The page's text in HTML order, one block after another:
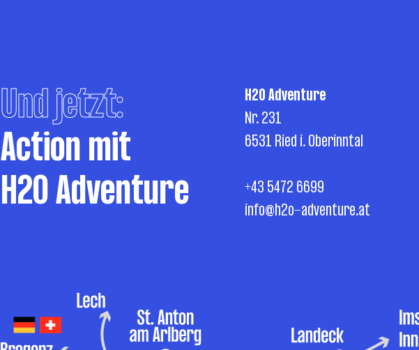
Und jetzt:
Action mit
H2O Adventure
H2O Adventure
Nr. 231
6531 Ried i. Oberinntal
+43 5472 6699
info@h2o-adventure.at